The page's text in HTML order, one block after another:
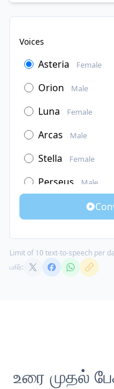
Voices
Asteria Female
Orion Male
Luna Female
Arcas Male
Stella Female
Perseus Male
Female
Hera Female
Male
Limit of 10 text-to-speech per
பகிர்:
உரை முதல்